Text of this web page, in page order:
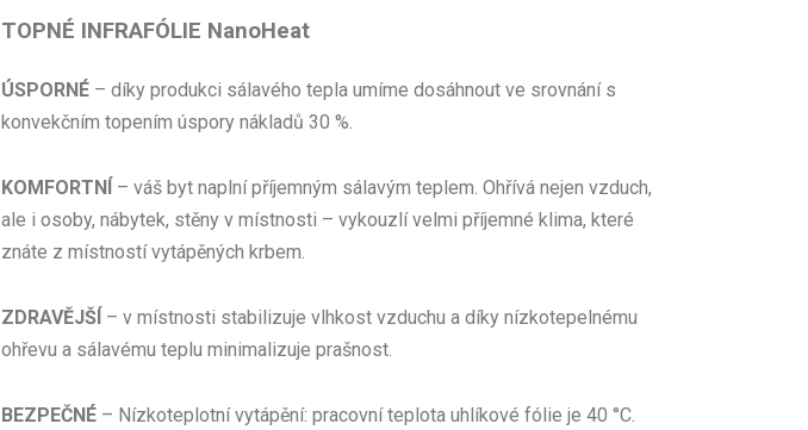
TOPNÉ INFRAFÓLIE NanoHeat
ÚSPORNÉ – díky produkci sálavého tepla umíme dosáhnout ve srovnání s
konvekčním topením úspory nákladů 30 %.
KOMFORTNÍ – váš byt naplní příjemným sálavým teplem. Ohřívá nejen vzduch,
ale i osoby, nábytek, stěny v místnosti – vykouzlí velmi příjemné klima, které
znáte z místností vytápěných krbem.
ZDRAVĚJŠÍ – v místnosti stabilizuje vlhkost vzduchu a díky nízkotepelnému
ohřevu a sálavému teplu minimalizuje prašnost.
BEZPEČNÉ – Nízkoteplotní vytápění: pracovní teplota uhlíkové fólie je 40 °C.